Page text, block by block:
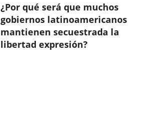
¿Por qué será que muchos
gobiernos latinoamericanos
mantienen secuestrada la
libertad expresión?